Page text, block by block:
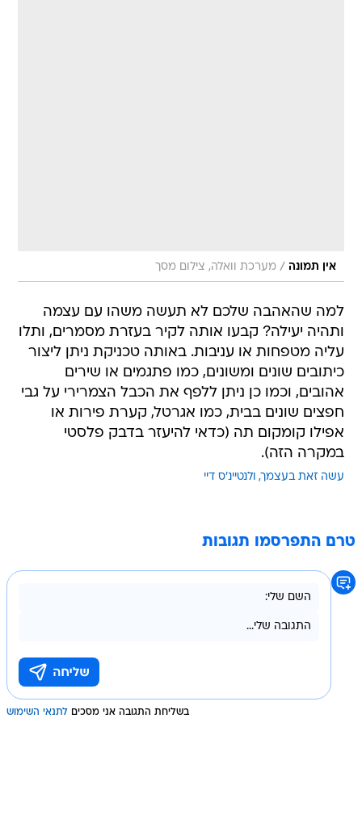
אין תמונה / מערכת וואלה, צילום מסך
למה שהאהבה שלכם לא תעשה משהו עם עצמה
ותהיה יעילה? קבעו אותה לקיר בעזרת מסמרים, ותלו
עליה מטפחות או עניבות. באותה טכניקת ניתן ליצור
כיתובים שונים ומשונים, כמו פתגמים או שירים
אהובים, וכמו כן ניתן ללפף את הכבל הצמרירי על גבי
חפצים שונים בבית, כמו אגרטל, קערת פירות או
אפילו קומקום תה (כדאי להיעזר בדבק פלסטי
במקרה הזה).
עשה זאת בעצמך ולנטיינ'ס דיי
טרם התפרסמו תגובות
בשליחת התגובה אני מסכים לתנאי השימוש